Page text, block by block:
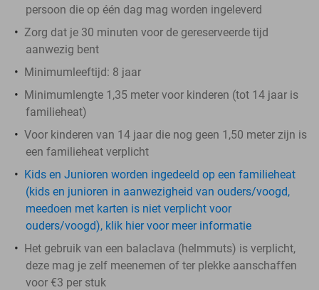
persoon die op één dag mag worden ingeleverd
Zorg dat je 30 minuten voor de gereserveerde tijd
aanwezig bent
Minimumleeftijd: 8 jaar
Minimumlengte 1,35 meter voor kinderen (tot 14 jaar is
familieheat)
Voor kinderen van 14 jaar die nog geen 1,50 meter zijn is
een familieheat verplicht
Kids en Junioren worden ingedeeld op een familieheat
(kids en junioren in aanwezigheid van ouders/voogd,
meedoen met karten is niet verplicht voor
ouders/voogd), klik hier voor meer informatie
Het gebruik van een balaclava (helmmuts) is verplicht,
deze mag je zelf meenemen of ter plekke aanschaffen
voor €3 per stuk